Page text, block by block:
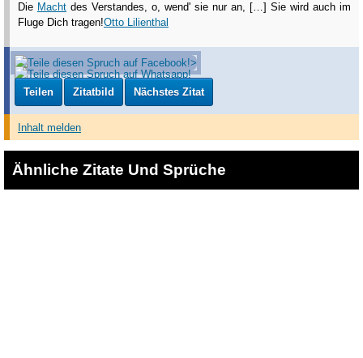
Die Macht des Verstandes, o, wend' sie nur an, […] Sie wird auch im
Fluge Dich tragen!Otto Lilienthal
Teilen Zitatbild Nächstes Zitat
Inhalt melden
Ähnliche Zitate Und Sprüche